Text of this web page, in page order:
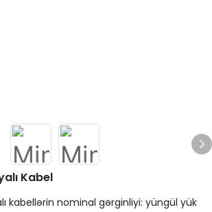
Kabel
kabellərin nominal gərginliyi: yüngül yük